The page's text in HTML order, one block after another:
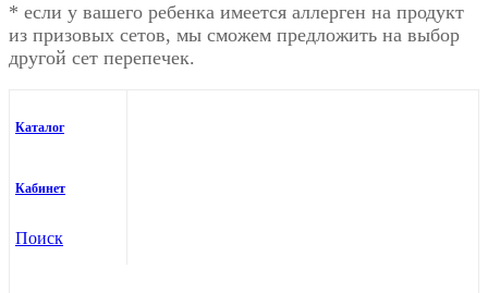
* если у вашего ребенка имеется аллерген на продукт
из призовых сетов, мы сможем предложить на выбор
другой сет перепечек.
Каталог
Кабинет
Поиск